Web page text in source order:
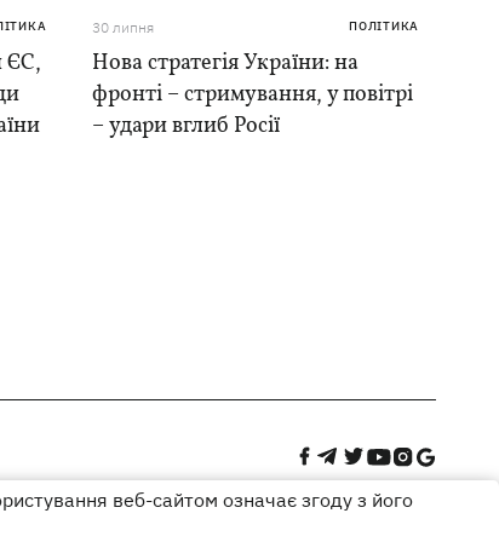
ЄС,
30 липня ПОЛІТИКА
Нова стратегія України: на
фронті – стримування, у повітрі
– удари вглиб Росії
веб-сайтом означає згоду з його